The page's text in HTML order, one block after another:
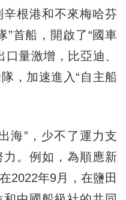
根港和不來梅哈芬
”首船，開啟了“國車
量激增，比亞迪、
，加速進入“自主船
”，少不了運力支
。例如，為順應新
2022年9月，在鹽田